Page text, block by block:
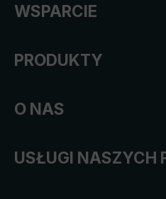
WSPARCIE
PRODUKTY
O NAS
USŁUGI NASZYCH